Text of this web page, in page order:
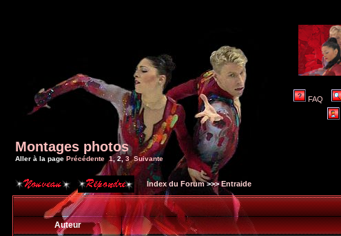
FAQ
Montages photos
Aller à la page Précédente 1,2 3 Suivante
Index du Forum>>>Entraide
Auteur